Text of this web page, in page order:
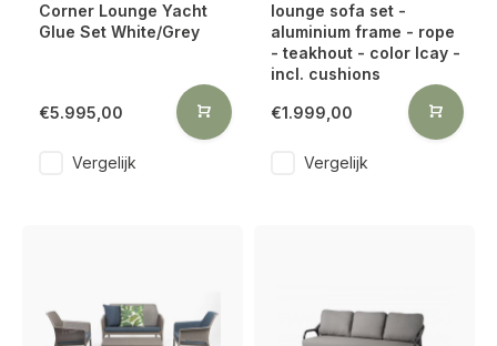
Corner Lounge Yacht
Glue Set White/Grey
€5.995,00
Vergelijk
lounge sofa set -
aluminium frame - rope
- teakhout - color lcay -
incl. cushions
€1.999,00
Vergelijk